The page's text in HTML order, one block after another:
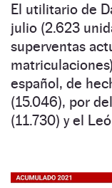
El utilitario de
julio (2.623
superventas
español, de
(15.046), por
(11.730) y el